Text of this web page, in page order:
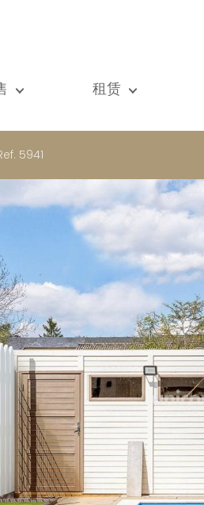
际的
property
房
铺
车库 / 停车场
土地
租赁
顶级豪宅
国际的
书房
商铺
车库 / 停车场
5941